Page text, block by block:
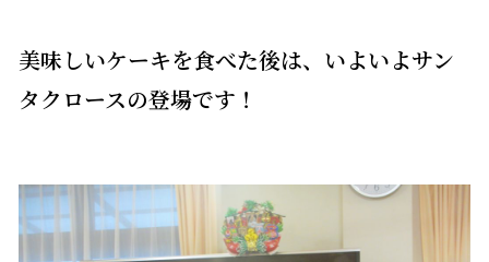
美味しいケーキを食べた後は、いよいよサン
タクロースの登場です！